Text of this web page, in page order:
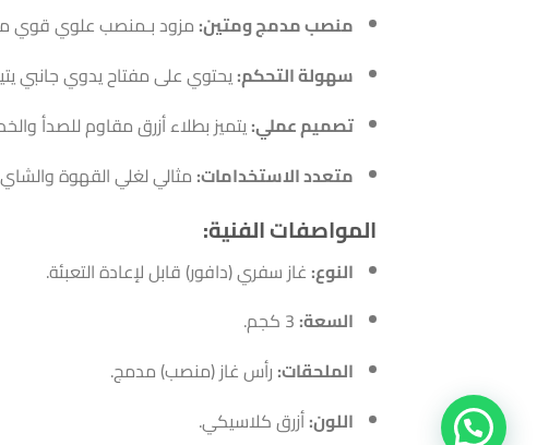
منصب مدمج ومتين: مزود بـمنصب علوي قوي
سهولة التحكم:يحتوي على مفتاح يدوي جانبي
تصميم عملي:يتميز بطلاء أزرق مقاوم للصدأ
متعدد الاستخدامات: مثالي لغلي القهوة
المواصفات الفنية:
النوع: غاز سفري (دافور) قابل لإعادة التعبئة.
السعة:
الملحقات: رأس غاز (منصب) مدمج.
اللون:أزرق كلاسيكي.